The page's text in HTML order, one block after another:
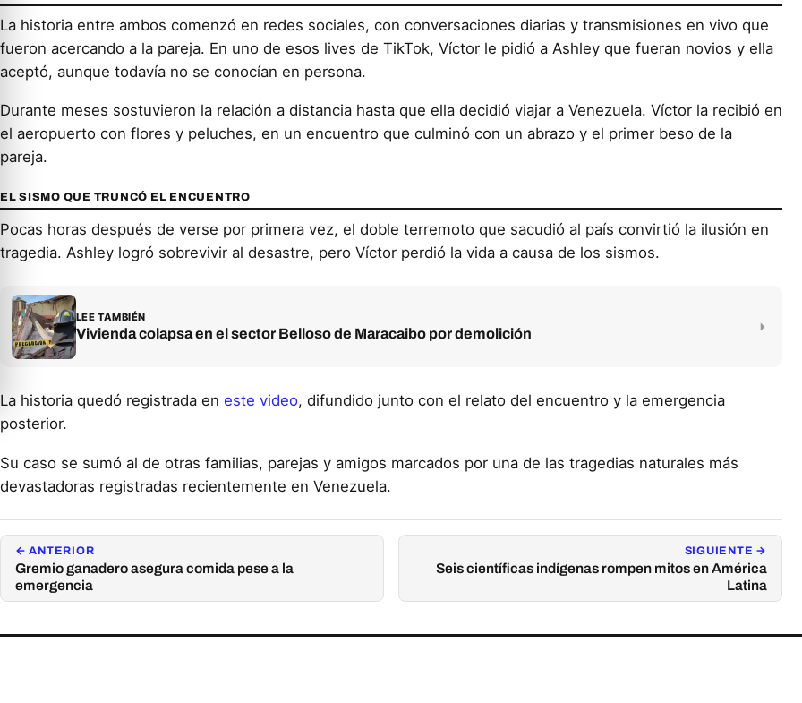
La historia entre ambos comenzó en redes sociales, con conversaciones diarias y transmisiones en vivo que
fueron acercando a la pareja. En uno de esos lives de TikTok, Víctor le pidió a Ashley que fueran novios y ella
aceptó, aunque todavía no se conocían en persona.
Durante meses sostuvieron la relación a distancia hasta que ella decidió viajar a Venezuela. Víctor la recibió en
el aeropuerto con flores y peluches, en un encuentro que culminó con un abrazo y el primer beso de la
pareja.
EL SISMO QUE TRUNCÓ EL ENCUENTRO
Pocas horas después de verse por primera vez, el doble terremoto que sacudió al país convirtió la ilusión en
tragedia. Ashley logró sobrevivir al desastre, pero Víctor perdió la vida a causa de los sismos.
LEE TAMBIÉN
Vivienda colapsa en el sector Belloso de Maracaibo por demolición
La historia quedó registrada en este video, difundido junto con el relato del encuentro y la emergencia
posterior.
Su caso se sumó al de otras familias, parejas y amigos marcados por una de las tragedias naturales más
devastadoras registradas recientemente en Venezuela.
← ANTERIOR
Gremio ganadero asegura comida pese a la
emergencia
SIGUIENTE →
Seis científicas indígenas rompen mitos en América
Latina